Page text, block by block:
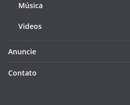
Música
Videos
Anuncie
Contato